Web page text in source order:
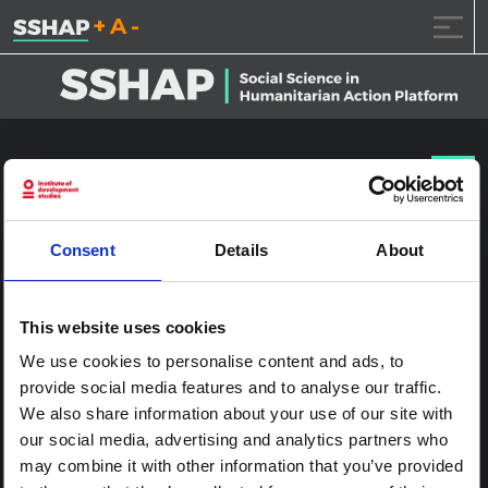
Consent Details About
This website uses cookies
We use cookies to personalise content and ads, to
provide social media features and to analyse our traffic.
We also share information about your use of our site with
our social media, advertising and analytics partners who
may combine it with other information that you’ve provided
تقليل حجم الخط.
إعادة ضبط حجم
زيادة حجم
NYHQ2015-1709
نشر على2017.1.24
(2017.1.24) بواسطةssia_admin
Assessing mental health and psychosocial needs and